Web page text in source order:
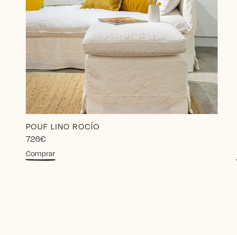
POUF LINO ROCÍO
726€
Comprar